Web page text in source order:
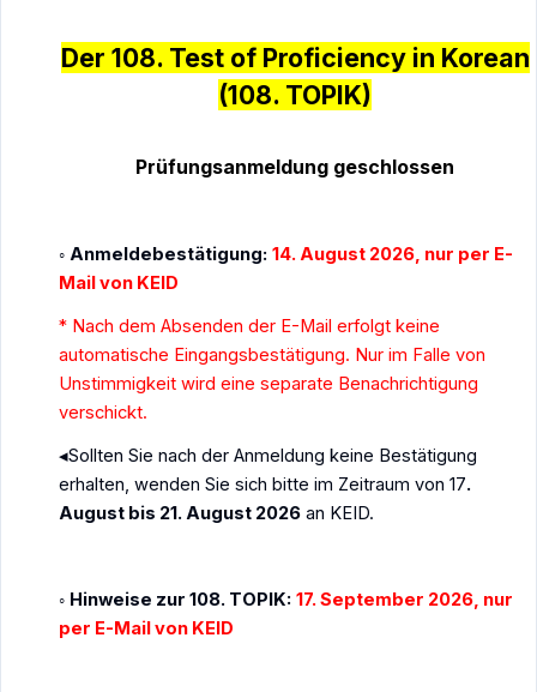
독일한국교육원 프로그램
독일한국교육원에서 제공하는 다양한 교육 프
로 학습하실 수 있습니다.
한국어 강좌
초급부터 고급까지 체계적인 한국어 학습
온 / 오프라인 수강 코스
TOPIK 준비과정
Der 108. Test of Proficiency in Korean
(108. TOPIK)
Prüfungsanmeldung geschlossen
◦ Anmeldebestätigung: 14. August 2026, nur per E-
Mail von KEID
* Nach dem Absenden der E-Mail erfolgt keine
automatische Eingangsbestätigung. Nur im Falle von
Unstimmigkeit wird eine separate Benachrichtigung
verschickt.
◂Sollten Sie nach der Anmeldung keine Bestätigung
erhalten, wenden Sie sich bitte im Zeitraum von 17.
August bis 21. August 2026 an KEID.
◦ Hinweise zur 108. TOPIK: 17. September 2026, nur
per E-Mail von KEID